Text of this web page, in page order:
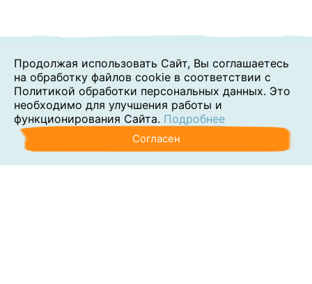
Продолжая использовать Сайт, Вы соглашаетесь
на обработку файлов cookie в соответствии с
Политикой обработки персональных данных. Это
необходимо для улучшения работы и
функционирования Сайта. Подробнее
Согласен